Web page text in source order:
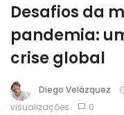
Desafios da
pandemia:
crise global
Diego Velázquez
visualizações
0